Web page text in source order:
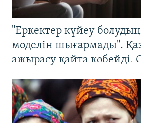
"Еркектер күйеу
моделін шығармады".
ажырасу қайта көбейді.